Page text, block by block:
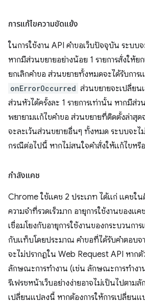
การแก้ไขความขัดแย้ง
ในการใช้งาน API คำขอเว็บปัจจุบัน ระบบ
หากมีส่วนขยายอย่างน้อย 1 รายการสั่งให้ย
ยกเลิกคำขอ ส่วนขยายทั้งหมดจะได้รับการ
onErrorOccurred ส่วนขยายจะเปลี่ยน
ส่วนหัวได้ครั้งละ 1 รายการเท่านั้น หากมีส่ว
พยายามแก้ไขคำขอ ส่วนขยายที่ติดตั้งล่าสุ
จะละเว้นส่วนขยายอื่นๆ ทั้งหมด ระบบจะไ
กรณีต่อไปนี้ หากไม่สนใจคำสั่งให้แก้ไขหรื
กำลังแคช
Chrome ใช้แคช 2 ประเภท ได้แก่ แคชใ
ความจำที่รวดเร็วมาก อายุการใช้งานของแ
เชื่อมโยงกับอายุการใช้งานของกระบวนกา
กับแท็บโดยประมาณ คำขอที่ได้รับคำตอบจ
จะไม่ปรากฏใน Web Request API หาก
ลักษณะการทำงาน (เช่น ลักษณะการทำงา
รีเฟรชหน้าเว็บอย่างง่ายอาจไม่เป็นไปตาม
เปลี่ยนแปลงนี้ หากต้องการให้การเปลี่ยน